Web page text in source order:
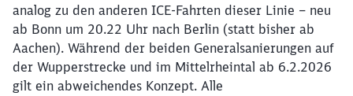
analog zu den anderen ICE-Fahrten dieser Linie – neu
ab Bonn um 20.22 Uhr nach Berlin (statt bisher ab
Aachen). Während der beiden General­sanierungen auf
der Wupperstrecke und im Mittelrheintal ab 6.2.2026
gilt ein abweichendes Konzept. Alle